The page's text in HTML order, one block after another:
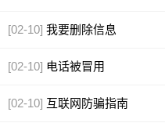
[02-10] 我要删除信息
[02-10] 电话被冒用
[02-10] 互联网防骗指南